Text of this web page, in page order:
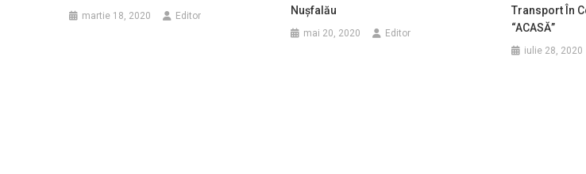
martie 18, 2020 Editor
Nușfalău
mai 20, 2020 Editor
Transport În
“ACASĂ”
iulie 28, 2020